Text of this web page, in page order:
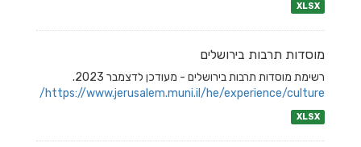
XLSX
מוסדות תרבות בירושלים
רשימת מוסדות תרבות בירושלים - מעודכן לדצמבר 2023.
https://www.jerusalem.muni.il/he/experience/culture/
XLSX